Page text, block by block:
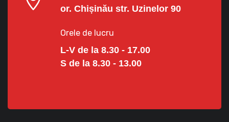
or. Chișinău str. Uzinelor 90
Orele de lucru
L-V de la 8.30 - 17.00
S de la 8.30 - 13.00